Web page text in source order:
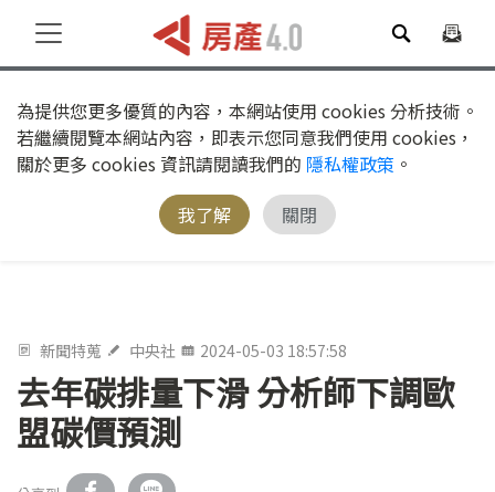
為提供您更多優質的內容，本網站使用 cookies 分析技術。
若繼續閱覽本網站內容，即表示您同意我們使用 cookies，
關於更多 cookies 資訊請閱讀我們的 隱私權政策 。
我了解
關閉
新聞特蒐 中央社 2024-05-03 18:57:58
去年碳排量下滑 分析師下調歐
盟碳價預測